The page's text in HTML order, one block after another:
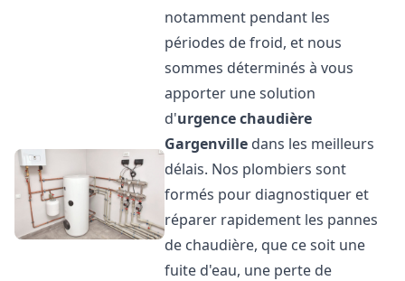
notamment pendant les
périodes de froid, et nous
sommes déterminés à vous
apporter une solution
d'urgence chaudière
Gargenville dans les meilleurs
délais. Nos plombiers sont
formés pour diagnostiquer et
réparer rapidement les pannes
de chaudière, que ce soit une
fuite d'eau, une perte de